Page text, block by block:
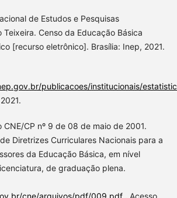
de Estudos e Pesquisas
Teixeira. Censo da Educação Básica
[recurso eletrônico]. Brasília: Inep, 2021.
publicacoes/institucionais/
CNE/CP nº 9 de 08 de maio de 2001.
Diretrizes Curriculares Nacionais para a
da Educação Básica, em nível
de graduação plena.
cne/arquivos/pdf/009.pdf. Acesso